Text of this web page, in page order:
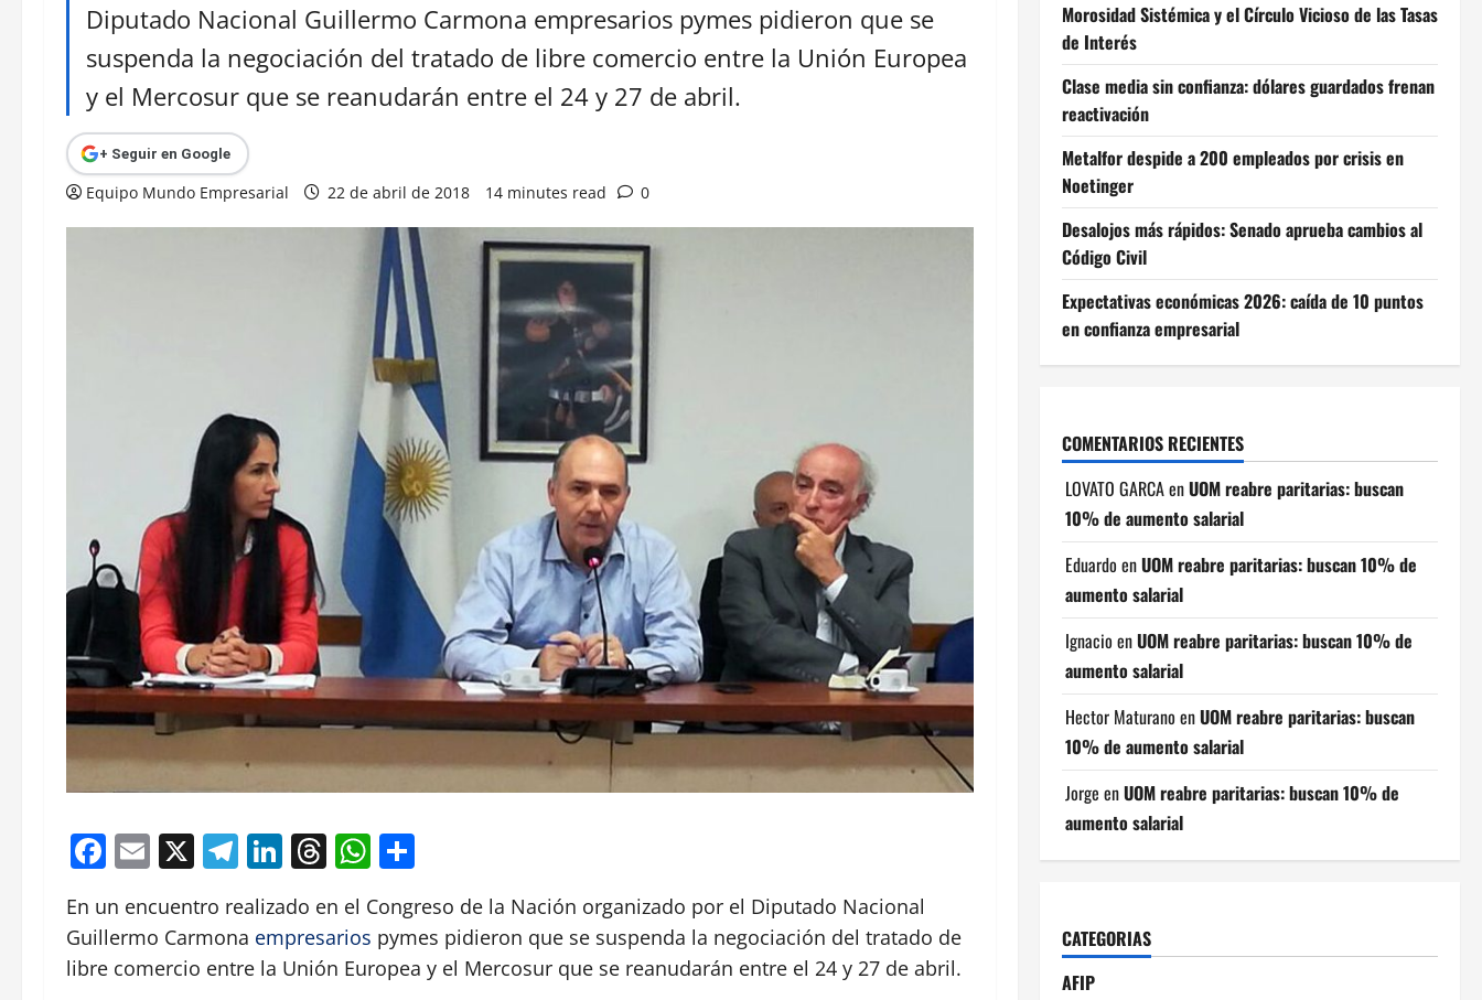
Diputado Nacional Guillermo Carmona empresarios pymes pidieron que se
suspenda la negociación del tratado de libre comercio entre la Unión Europea
y el Mercosur que se reanudarán entre el 24 y 27 de abril.
+ Seguir en Google
Equipo Mundo Empresarial 22 de abril de 2018 14 minutes read 0
Facebook
Email
X Telegram
LinkedIn
Threads
WhatsApp
En un encuentro realizado en el Congreso de la Nación organizado por el Diputado Nacional
Guillermo Carmona empresarios pymes pidieron que se suspenda la negociación del tratado de
libre comercio entre la Unión Europea y el Mercosur que se reanudarán entre el 24 y 27 de abril.
Morosidad Sistémica y el Círculo Vicioso de las Tasas
de Interés
Clase media sin confianza: dólares guardados frenan
reactivación
Metalfor despide a 200 empleados por crisis en
Noetinger
Desalojos más rápidos: Senado aprueba cambios al
Código Civil
Expectativas económicas 2026: caída de 10 puntos
en confianza empresarial
COMENTARIOS RECIENTES
LOVATO GARCAenUOM reabre paritarias: buscan
10% de aumento salarial
Eduardo enUOM reabre paritarias: buscan 10% de
aumento salarial
Ignacio enUOM reabre paritarias: buscan 10% de
aumento salarial
Hector Maturano enUOM reabre paritarias: buscan
10% de aumento salarial
Jorge enUOM reabre paritarias: buscan 10% de
aumento salarial
CATEGORIAS
AFIP